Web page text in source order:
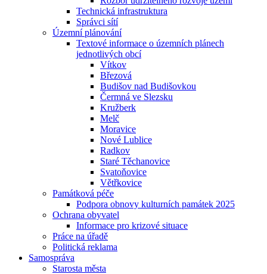
Technická infrastruktura
Správci sítí
Územní plánování
Textové informace o územních plánech
jednotlivých obcí
Vítkov
Březová
Budišov nad Budišovkou
Čermná ve Slezsku
Kružberk
Melč
Moravice
Nové Lublice
Radkov
Staré Těchanovice
Svatoňovice
Větřkovice
Památková péče
Podpora obnovy kulturních památek 2025
Ochrana obyvatel
Informace pro krizové situace
Práce na úřadě
Politická reklama
Samospráva
Starosta města